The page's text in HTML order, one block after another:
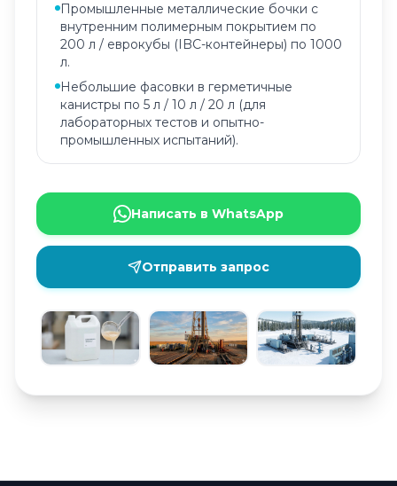
Промышленные металлические бочки с
внутренним полимерным покрытием по
200 л / еврокубы (IBC-контейнеры) по 1000
л.
Небольшие фасовки в герметичные
канистры по 5 л / 10 л / 20 л (для
лабораторных тестов и опытно-
промышленных испытаний).
Написать в WhatsApp
Отправить запрос